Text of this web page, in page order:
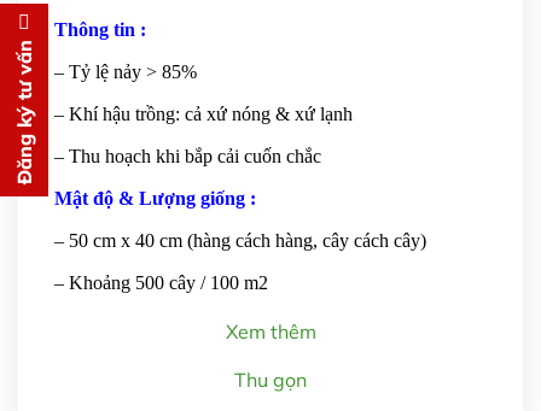
Thông tin :
– Tỷ lệ nảy > 85%
– Khí hậu trồng: cả xứ nóng & xứ lạnh
– Thu hoạch khi bắp cải cuốn chắc
Mật độ & Lượng giống :
– 50 cm x 40 cm (hàng cách hàng, cây cách cây)
– Khoảng 500 cây / 100 m2
Xem thêm
Thu gọn
Đăng ký tư vấn Đăng ký tư vấn
Chúng tôi sẽ gọi lại tư vấn
MIỄN
cho bạn ngay lập tức